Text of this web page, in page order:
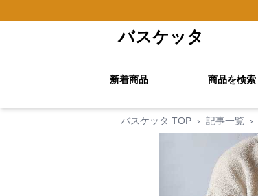
バスケッタ
新着商品 商品を検索
バスケッタ TOP › 記事一覧 ›